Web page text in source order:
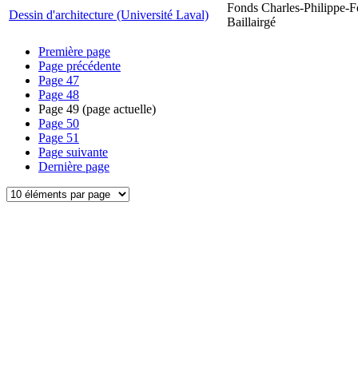
Dessin d'architecture (Université Laval)
Fonds Charles-Philippe-
Baillairgé
Première page
Page précédente
Page 47
Page 48
Page 49 (page actuelle)
Page 50
Page 51
Page suivante
Dernière page